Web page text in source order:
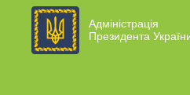
Адміністрація
Президента